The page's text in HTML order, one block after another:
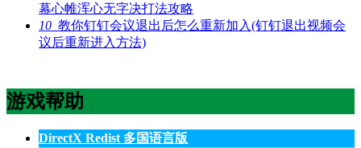
幕心帷浑心无字决打法攻略
10 教你钉钉会议退出后怎么重新加入(钉钉退出视频会
议后重新进入方法)
游戏帮助
DirectX Redist 多国语言版